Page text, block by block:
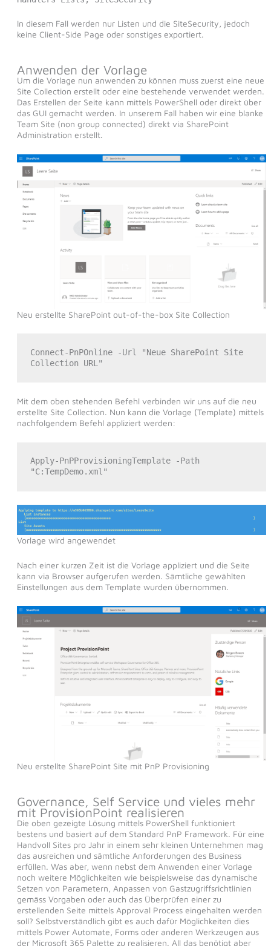
In diesem Fall werden nur Listen und die SiteSecurity, jedoch
keine Client-Side Page oder sonstiges exportiert.
Anwenden der Vorlage
Um die Vorlage nun anwenden zu können muss zuerst eine neue
Site Collection erstellt oder eine bestehende verwendet werden.
Das Erstellen der Seite kann mittels PowerShell oder direkt über
das GUI gemacht werden. In unserem Fall haben wir eine blanke
Team Site (non group connected) direkt via SharePoint
Administration erstellt.
Neu erstellte SharePoint out-of-the-box Site Collection
Connect-PnPOnline -Url "Neue SharePoint Site
Collection URL"
Mit dem oben stehenden Befehl verbinden wir uns auf die neu
erstellte Site Collection. Nun kann die Vorlage (Template) mittels
nachfolgendem Befehl appliziert werden:
Apply-PnPProvisioningTemplate -Path
"C:TempDemo.xml"
Vorlage wird angewendet
Nach einer kurzen Zeit ist die Vorlage appliziert und die Seite
kann via Browser aufgerufen werden. Sämtliche gewählten
Einstellungen aus dem Template wurden übernommen.
Neu erstellte SharePoint Site mit PnP Provisioning
Governance, Self Service und vieles mehr
mit ProvisionPoint realisieren
Die oben gezeigte Lösung mittels PowerShell funktioniert
bestens und basiert auf dem Standard PnP Framework. Für eine
Handvoll Sites pro Jahr in einem sehr kleinen Unternehmen mag
das ausreichen und sämtliche Anforderungen des Business
erfüllen. Was aber, wenn nebst dem Anwenden einer Vorlage
noch weitere Möglichkeiten wie beispielsweise das dynamische
Setzen von Parametern, Anpassen von Gastzugriffsrichtlinien
gemäss Vorgaben oder auch das Überprüfen einer zu
erstellenden Seite mittels Approval Process eingehalten werden
soll? Selbstverständlich gibt es auch dafür Möglichkeiten dies
mittels Power Automate, Forms oder anderen Werkzeugen aus
der Microsoft 365 Palette zu realisieren. All das benötigt aber